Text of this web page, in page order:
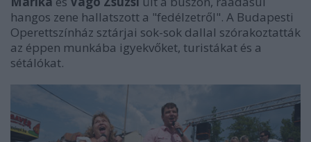
hangos zene hallatszott a "fedélzetről". A Budapesti
Operettszínház sztárjai sok-sok dallal szórakoztatták
az éppen munkába igyekvőket, turistákat és a
sétálókat.